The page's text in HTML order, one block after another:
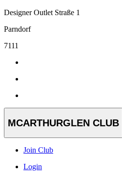
Designer Outlet Straße 1
Parndorf
7111
MCARTHURGLEN CLUB
Join Club
Login